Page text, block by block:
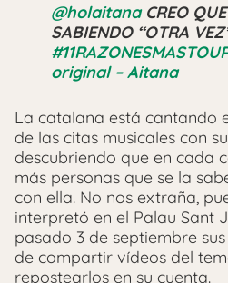
@holaitanaCREO
SABIENDO “OTRA
original – Aitana
La catalana está cantando
de las citas musicales con
descubriendo que en cada
más personas que se la
con ella. No nos extraña,
interpretó en el Palau Sant
pasado 3 de septiembre
de compartir vídeos del
repostearlos en su cuenta.